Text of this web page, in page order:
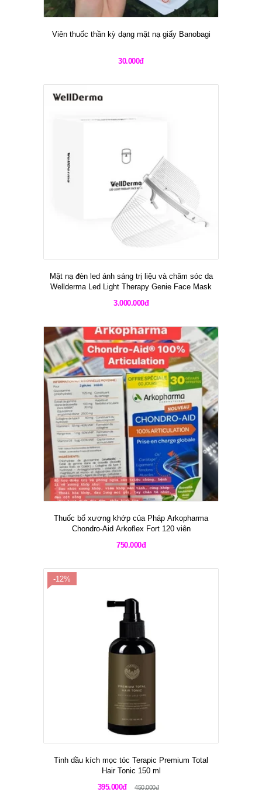
Viên thuốc thần kỳ dạng mặt nạ giấy Banobagi
30.000đ
Mặt nạ đèn led ánh sáng trị liệu và chăm sóc da
Wellderma Led Light Therapy Genie Face Mask
3.000.000đ
Thuốc bổ xương khớp của Pháp Arkopharma
Chondro-Aid Arkoflex Fort 120 viên
750.000đ
-12%
Tinh dầu kích mọc tóc Terapic Premium Total
Hair Tonic 150 ml
395.000đ
450.000đ